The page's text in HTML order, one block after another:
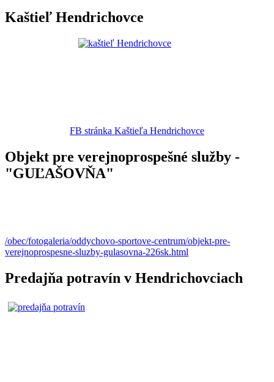
Kaštieľ Hendrichovce
FB stránka Kaštieľa Hendrichovce
Objekt pre verejnoprospešné služby -
"GUĽAŠOVŇA"
/obec/fotogaleria/oddychovo-sportove-centrum/objekt-pre-
verejnoprospesne-sluzby-gulasovna-226sk.html
Predajňa potravín v Hendrichovciach